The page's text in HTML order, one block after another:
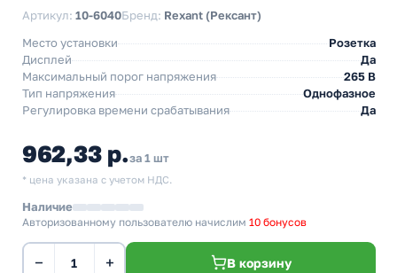
Артикул: 10-6040Бренд: Rexant (Рексант)
Место установки
Розетка
Дисплей
Да
Максимальный порог напряжения
265 В
Тип напряжения
Однофазное
Регулировка времени срабатывания
Да
962,33 р.за 1 шт
* цена указана с учетом НДС.
Наличие
Авторизованному пользователю начислим 10 бонусов
− + В корзину